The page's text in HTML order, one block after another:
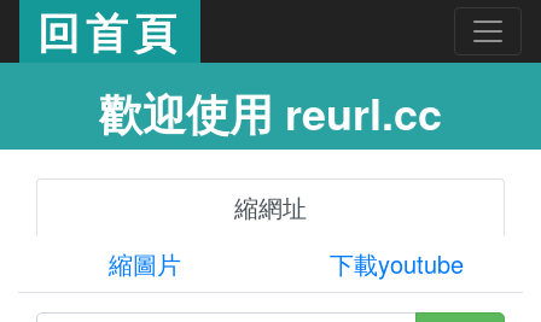
回首頁
歡迎使用 reurl.cc
縮網址
縮圖片
下載youtube